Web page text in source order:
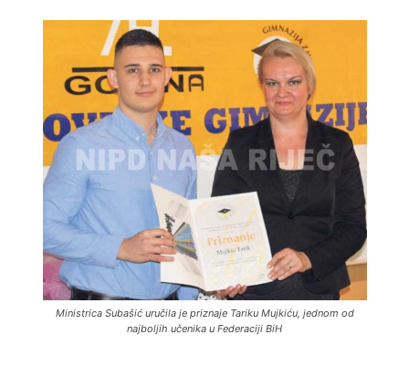
Ministrica Subašić uručila je priznaje Tariku Mujkiću, jednom od
najboljih učenika u Federaciji BiH